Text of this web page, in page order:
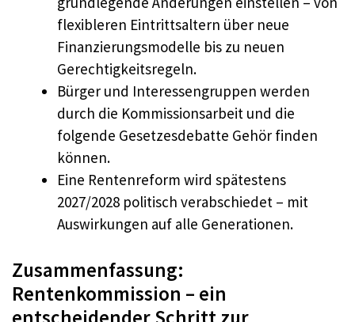
flexibleren Eintrittsaltern über neue
Finanzierungsmodelle bis zu neuen
Gerechtigkeitsregeln.
Bürger und Interessengruppen werden
durch die Kommissionsarbeit und die
folgende Gesetzesdebatte Gehör finden
können.
Eine Rentenreform wird spätestens
2027/2028 politisch verabschiedet – mit
Auswirkungen auf alle Generationen.
Zusammenfassung:
Rentenkommission – ein